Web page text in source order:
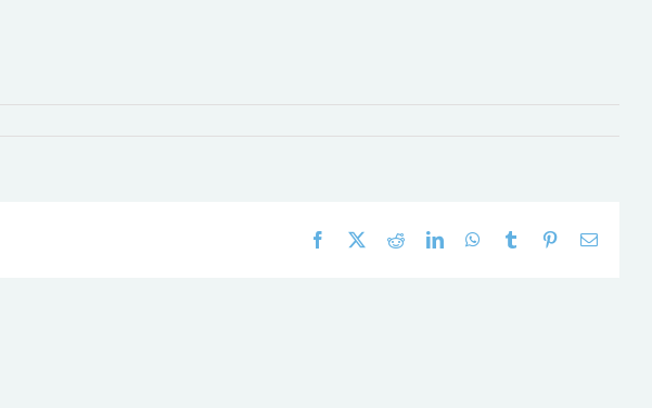
Facebook RedditLinkedInWhatsApp
Tumblr Pinterest
E-